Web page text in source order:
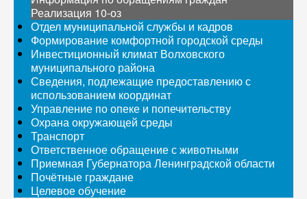
Реализация 10-оз
Отдел муниципальной службы и кадров
Формирование комфортной городской среды
Инвестиционный климат Волховского
муниципального района
Сведения, подлежащие предоставлению с
использованием координат
Управление по опеке и попечительству
Охрана окружающей среды
Транспорт
Ответственное обращение с животными
Приемная Губернатора Ленинградской области
Почётные граждане
Целевое обучение